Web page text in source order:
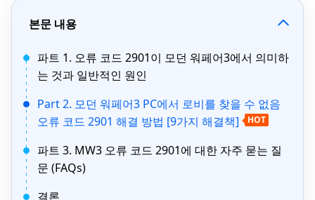
본문 내용
파트 1. 오류 코드 2901이 모던 워페어3에서 의미하
는 것과 일반적인 원인
Part 2. 모던 워페어3 PC에서 로비를 찾을 수 없음
오류 코드 2901 해결 방법 [9가지 해결책]
HOT
파트 3. MW3 오류 코드 2901에 대한 자주 묻는 질
문 (FAQs)
결론